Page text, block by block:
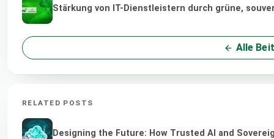
Stärkung von IT-Dienstleistern durch grüne,
Alle
RELATED POSTS
Designing the Future: How Trusted AI and